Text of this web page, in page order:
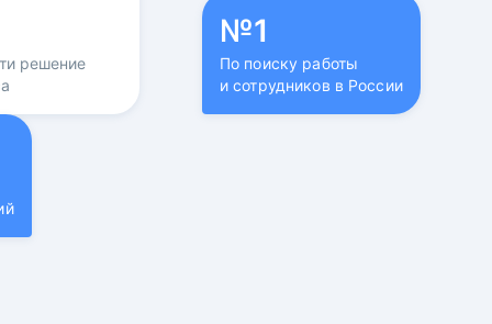
решение
№1
По поиску работы
и сотрудников в России